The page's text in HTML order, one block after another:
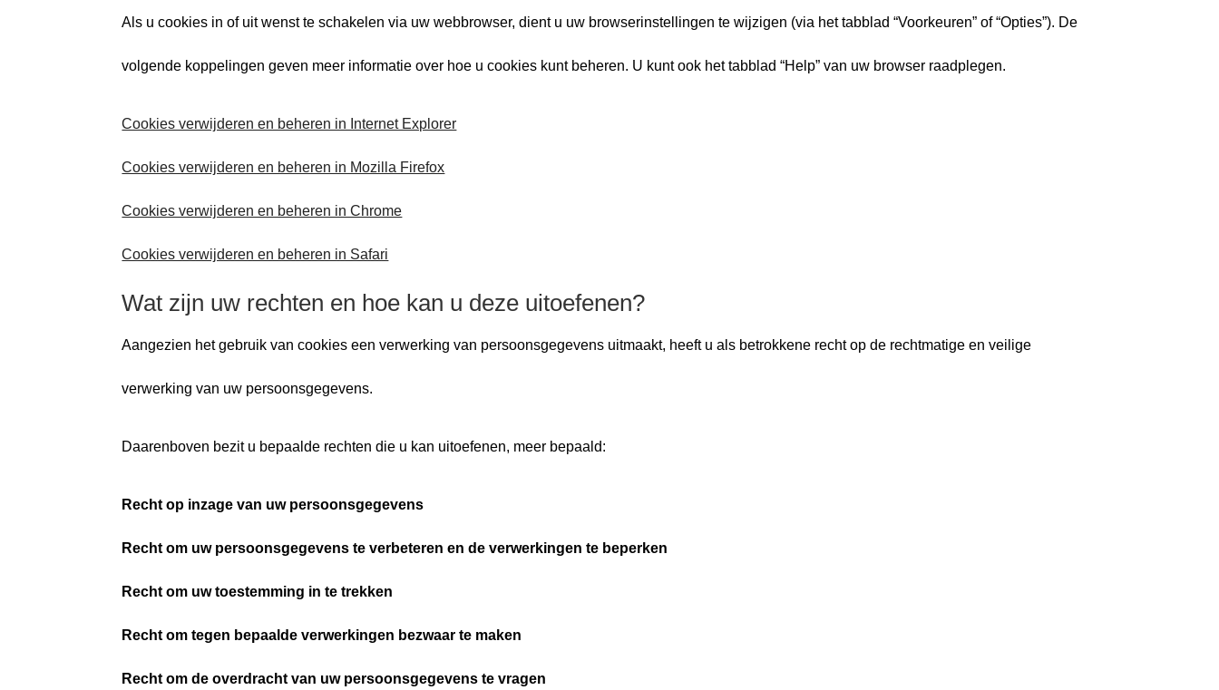
Als u cookies in of uit wenst te schakelen via uw webbrowser, dient u uw browserinstellingen te wijzigen (via het tabblad “Voorkeuren” of “Opties”). De
volgende koppelingen geven meer informatie over hoe u cookies kunt beheren. U kunt ook het tabblad “Help” van uw browser raadplegen.
Cookies verwijderen en beheren in Internet Explorer
Cookies verwijderen en beheren in Mozilla Firefox
Cookies verwijderen en beheren in Chrome
Cookies verwijderen en beheren in Safari
Wat zijn uw rechten en hoe kan u deze uitoefenen?
Aangezien het gebruik van cookies een verwerking van persoonsgegevens uitmaakt, heeft u als betrokkene recht op de rechtmatige en veilige
verwerking van uw persoonsgegevens.
Daarenboven bezit u bepaalde rechten die u kan uitoefenen, meer bepaald:
Recht op inzage van uw persoonsgegevens
Recht om uw persoonsgegevens te verbeteren en de verwerkingen te beperken
Recht om uw toestemming in te trekken
Recht om tegen bepaalde verwerkingen bezwaar te maken
Recht om de overdracht van uw persoonsgegevens te vragen